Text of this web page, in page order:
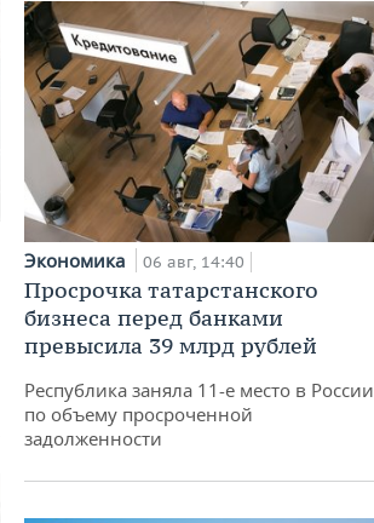
Экономика 06 авг, 14:40
Просрочка татарстанского
бизнеса перед банками
превысила 39 млрд рублей
Республика заняла 11-е место в России
по объему просроченной
задолженности